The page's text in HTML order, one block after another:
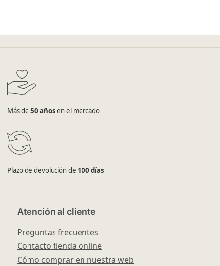
Más de 50 años en el mercado
Plazo de devolución de 100 días
Atención al cliente
Preguntas frecuentes
Contacto tienda online
Cómo comprar en nuestra web